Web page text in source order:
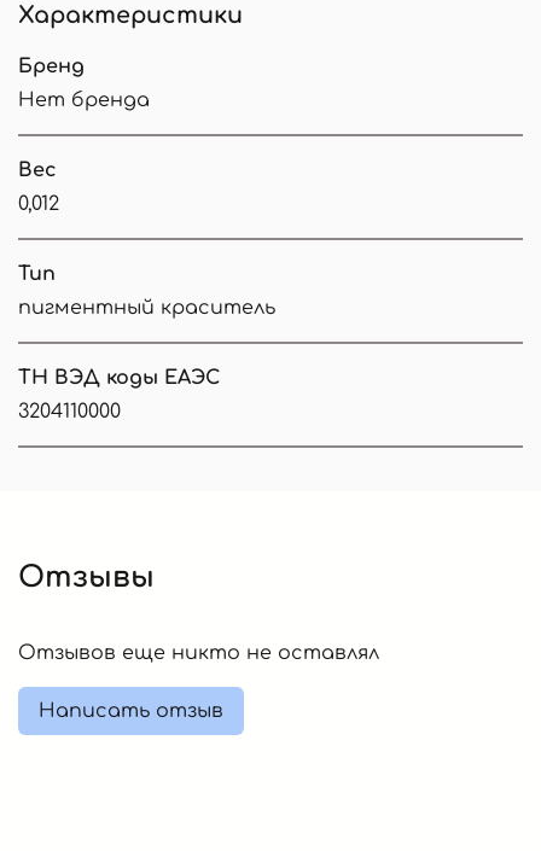
Характеристики
Бренд
Нет бренда
Вес
0,012
Тип
пигментный краситель
ТН ВЭД коды ЕАЭС
3204110000
Отзывы
Отзывов еще никто не оставлял
Написать отзыв